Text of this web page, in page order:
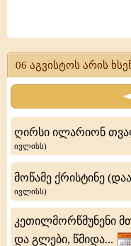
და
ლაოდიკიელი
ხუცესები
06 აგვისტოს არის
ღირსი ილარიონ
ივლისს)
მოწამე ქრისტინე
ივლისს)
კეთილმორწმუნენი
და გლები, წმიდა...